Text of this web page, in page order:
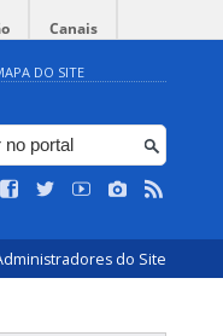
Canais
DO SITE
do Site